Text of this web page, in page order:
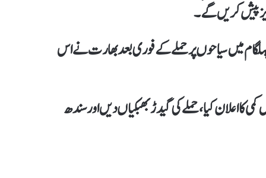
پیش کریں گے۔
وادی پہلگام میں سیاحوں پرحملےکے فوری بعد بھارت نے اس
اعلان کیا،حملے کی گیدڑ بھبکیاں دیں اور سندھ